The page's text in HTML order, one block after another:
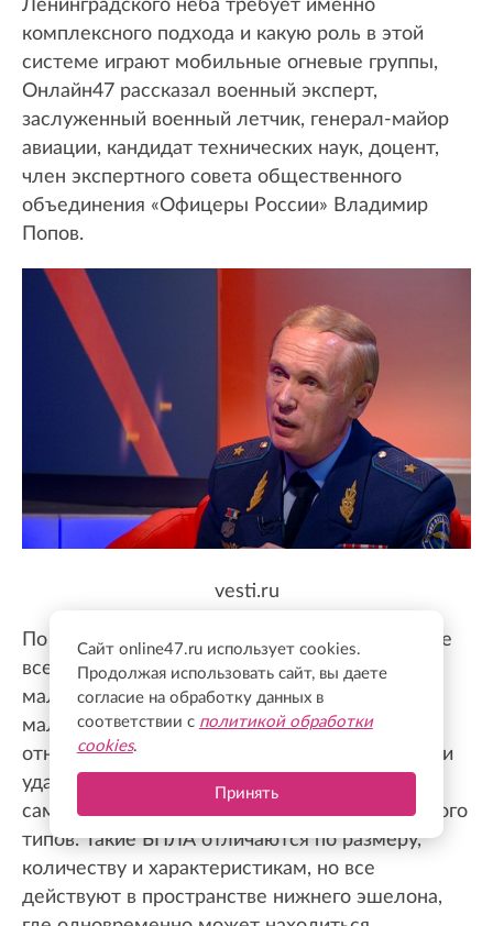
Ленинградского неба требует именно
комплексного подхода и какую роль в этой
системе играют мобильные огневые группы,
Онлайн47 рассказал военный эксперт,
заслуженный военный летчик, генерал-майор
авиации, кандидат технических наук, доцент,
член экспертного совета общественного
объединения «Офицеры России» Владимир
Попов.
vesti.ru
По его словам, традиционная система ПВО не
всегда одинаково эффективна против
малоразмерных, маловысотных и
малоскоростных воздушных целей. К ним
относятся беспилотники разведывательного и
ударного назначения, в том числе аппараты
самолетного, вертолетного и квадрокоптерного
типов. Такие БПЛА отличаются по размеру,
количеству и характеристикам, но все
действуют в пространстве нижнего эшелона,
Сайт online47.ru использует cookies.
Продолжая использовать сайт, вы даете
согласие на обработку данных в
соответствии с политикой обработки
cookies.
Принять